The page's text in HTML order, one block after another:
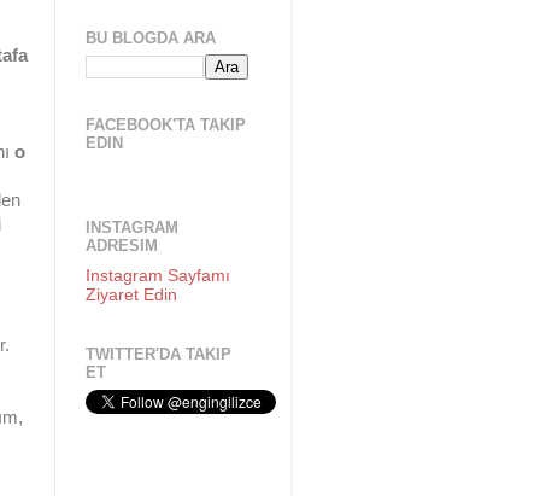
o
BU BLOGDA ARA
FACEBOOK'TA TAKIP
EDIN
INSTAGRAM
ADRESIM
Instagram Sayfamı
Ziyaret Edin
TWITTER'DA TAKIP
ET